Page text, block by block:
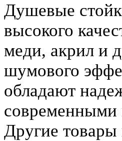
Душевые
высокого
меди, акрил и
шумового
обладают
Другие